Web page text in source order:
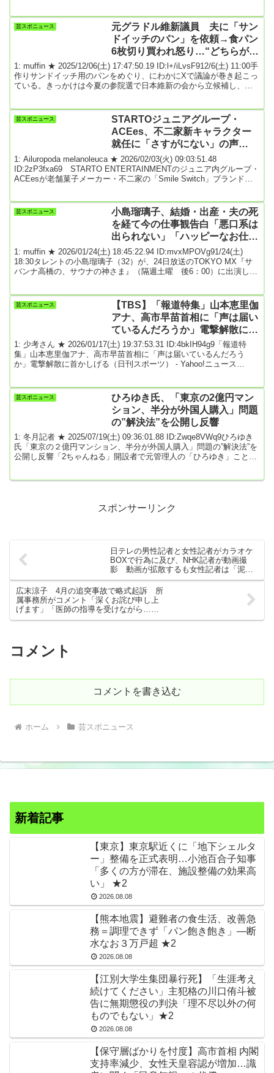
ともに会見を実施。「コンプライアンス上の問題行為」を理由に日
本テレビのバラエティー番組「ザ！鉄腕！ＤＡＳＨ！！」を６月に
芸スポニュース
元グラドル維新議員 夫に「サン
ドイッチのパン」を依頼→食パン
6枚切り買われ怒り…“どちらが悪
い？”SNSで議論 ★2
1: muffin ★ 2025/12/06(土) 17:47:50.19 ID:l+/iLvsF912/6(土) 11:00手
作りサンドイッチ用のパンをめぐり、にわかにXで議論が巻き起こっ
ている。きっかけは今夏の参院選で日本維新の会から立候補し、初
で、《先程帰宅、明日娘たちの校外学習用に夫に頼んでおいたサン
ドイッチのパンが、私が想像していたものと全然違っていまし
芸スポニュース
STARTOジュニアグループ・
ACEes、不二家新キャラクター
就任に「さすがにない」の声
も…“シュークリーム投げ事件”の
消えない跡
1: Ailuropoda melanoleuca ★ 2026/02/03(火) 09:03:51.48
ID:2zP3fxa69 STARTO ENTERTAINMENTのジュニア内グループ・
ACEesが老舗菓子メーカー・不二家の「Smile Switch」ブランドキ
されている不二家さんのブランドキャラクターに就任できることは
とても光栄」と喜びを露わにし、「本当に嬉...
芸スポニュース
小島瑠璃子、結婚・出産・夫の死
を経て今の仕事観告白「悪口系は
出られない」「ハッピーなお仕事
で求めていただけると」
1: muffin ★ 2026/01/24(土) 18:45:22.94 ID:mvxMPOVg91/24(土)
18:30タレントの小島瑠璃子（32）が、24日放送のTOKYO MX『サ
バンナ高橋の、サウナの神さま』（隔週土曜 後6：00）に出演し
生のターニングポイントを聞き出すサウナトーク番組。後編となる
今回は、前回放送に収まり切らなかった赤裸々なトークが披露され
芸スポニュース
【TBS】「報道特集」山本恵里伽
アナ、高市早苗首相に「声は届い
ているんだろうか」電撃解散に首
かしげる
1: 少考さん ★ 2026/01/17(土) 19:37:53.31 ID:4bkIH94g9「報道特
集」山本恵里伽アナ、高市早苗首相に「声は届いているんだろう
か」電撃解散に首かしげる（日刊スポーツ） - Yahoo!ニュース
半）に出演。高市早苗首相が電撃的に衆院解散を決断したことで、
選挙の対応に奔走する自治体の声を伝えた。【写真】選挙対応に奔
芸スポニュース
ひろゆき氏、「東京の2億円マン
ション、半分が外国人購入」問題
の”解決法”を公開し反響
1: 冬月記者 ★ 2025/07/19(土) 09:36:01.88 ID:Zwqe8VWq9ひろゆき
氏「東京の２億円マンション、半分が外国人購入」問題の”解決法”を
公開し反響「2ちゃんねる」開設者で元管理人の「ひろゆき」こと西
おける規制などを報じた、...スポンサーリンク
日テレの男性記者と女性記者がカラオケ
BOXで行為に及び、NHK記者が動画撮
影 動画が拡散するも女性記者は「泥酔
していて記憶がない」★7
広末涼子 4月の追突事故で略式起訴 所
属事務所がコメント「深くお詫び申し上
げます」「医師の指導を受けながら…」
近況報告
コメント
コメントを書き込む
ホーム 芸スポニュース
新着記事
【東京】東京駅近くに「地下シェルタ
ー」整備を正式表明…小池百合子知事
「多くの方が滞在、施設整備の効果高
い」 ★2
2026.08.08
【熊本地震】避難者の食生活、改善急
務＝調理できず「パン飽き飽き」―断
水なお３万戸超 ★2
2026.08.08
【江別大学生集団暴行死】「生涯考え
続けてください」主犯格の川口侑斗被
告に無期懲役の判決「理不尽以外の何
ものでもない」★2
2026.08.08
【保守層ばかりを忖度】高市首相 内閣
支持率減少、女性天皇容認が増加…識